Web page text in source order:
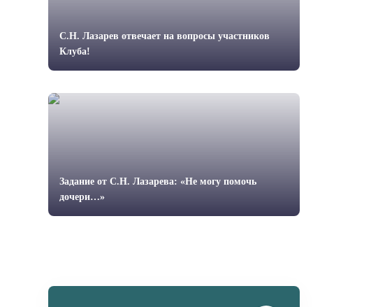
С.Н. Лазарев отвечает на вопросы участников
Клуба!
Задание от С.Н. Лазарева: «Не могу помочь
дочери…»